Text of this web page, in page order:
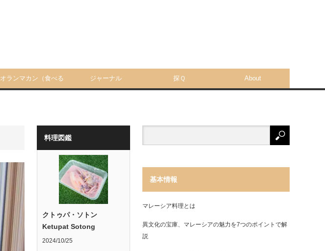
オランマカン（食べる ジャーナル 探Ｑ About
料理図鑑
クトゥパ・ソトン
Ketupat Sotong
2024/10/25
基本情報
マレーシア料理とは
異文化の宝庫、マレーシアの魅力を7つのポイントで解
説